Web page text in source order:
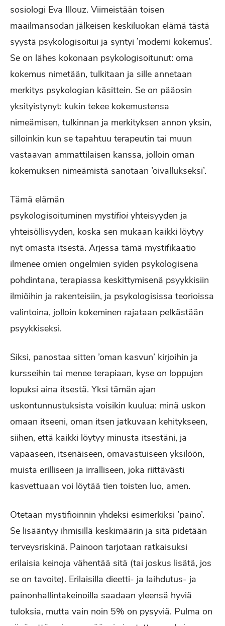
sosiologi Eva Illouz. Viimeistään toisen
maailmansodan jälkeisen keskiluokan elämä tästä
syystä psykologisoitui ja syntyi ’moderni kokemus’.
Se on lähes kokonaan psykologisoitunut: oma
kokemus nimetään, tulkitaan ja sille annetaan
merkitys psykologian käsittein. Se on pääosin
yksityistynyt: kukin tekee kokemustensa
nimeämisen, tulkinnan ja merkityksen annon yksin,
silloinkin kun se tapahtuu terapeutin tai muun
vastaavan ammattilaisen kanssa, jolloin oman
kokemuksen nimeämistä sanotaan ’oivallukseksi’.
Tämä elämän
psykologisoituminen mystifioi yhteisyyden ja
yhteisöllisyyden, koska sen mukaan kaikki löytyy
nyt omasta itsestä. Arjessa tämä mystifikaatio
ilmenee omien ongelmien syiden psykologisena
pohdintana, terapiassa keskittymisenä psyykkisiin
ilmiöihin ja rakenteisiin, ja psykologisissa teorioissa
valintoina, jolloin kokeminen rajataan pelkästään
psyykkiseksi.
Siksi, panostaa sitten ’oman kasvun’ kirjoihin ja
kursseihin tai menee terapiaan, kyse on loppujen
lopuksi aina itsestä. Yksi tämän ajan
uskontunnustuksista voisikin kuulua: minä uskon
omaan itseeni, oman itsen jatkuvaan kehitykseen,
siihen, että kaikki löytyy minusta itsestäni, ja
vapaaseen, itsenäiseen, omavastuiseen yksilöön,
muista erilliseen ja irralliseen, joka riittävästi
kasvettuaan voi löytää tien toisten luo, amen.
Otetaan mystifioinnin yhdeksi esimerkiksi ’paino’.
Se lisääntyy ihmisillä keskimäärin ja sitä pidetään
terveysriskinä. Painoon tarjotaan ratkaisuksi
erilaisia keinoja vähentää sitä (tai joskus lisätä, jos
se on tavoite). Erilaisilla dieetti- ja laihdutus- ja
painonhallintakeinoilla saadaan yleensä hyviä
tuloksia, mutta vain noin 5% on pysyviä. Pulma on